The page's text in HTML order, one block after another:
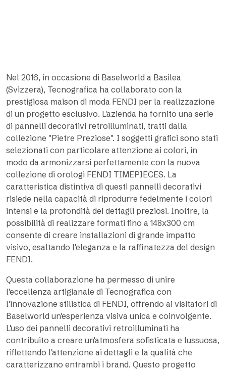
Nel 2016, in occasione di Baselworld a Basilea
(Svizzera), Tecnografica ha collaborato con la
prestigiosa maison di moda FENDI per la realizzazione
di un progetto esclusivo. L'azienda ha fornito una serie
di pannelli decorativi retroilluminati, tratti dalla
collezione "Pietre Preziose". I soggetti grafici sono stati
selezionati con particolare attenzione ai colori, in
modo da armonizzarsi perfettamente con la nuova
collezione di orologi FENDI TIMEPIECES. La
caratteristica distintiva di questi pannelli decorativi
risiede nella capacità di riprodurre fedelmente i colori
intensi e la profondità dei dettagli preziosi. Inoltre, la
possibilità di realizzare formati fino a 148x300 cm
consente di creare installazioni di grande impatto
visivo, esaltando l'eleganza e la raffinatezza del design
FENDI.
Questa collaborazione ha permesso di unire
l'eccellenza artigianale di Tecnografica con
l'innovazione stilistica di FENDI, offrendo ai visitatori di
Baselworld un'esperienza visiva unica e coinvolgente.
L'uso dei pannelli decorativi retroilluminati ha
contribuito a creare un'atmosfera sofisticata e lussuosa,
riflettendo l'attenzione ai dettagli e la qualità che
caratterizzano entrambi i brand. Questo progetto